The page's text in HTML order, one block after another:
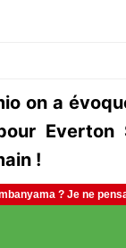
on a
!